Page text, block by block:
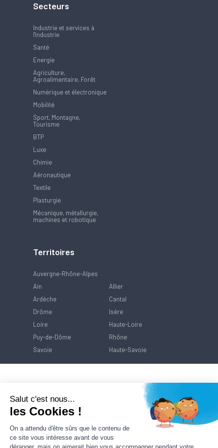
Secteurs
Industrie et services à
l'industrie
Santé
Energie
Agriculture,
Agroalimentaire, Forêt
Numérique et électronique
Mobilité
Sport, Montagne,
Tourisme
BTP
Luxe
Chimie
Aéronautique
Textile
Plasturgie
Mécanique, métallurgie,
machines et robotique
Territoires
Auvergne-Rhône-Alpes
Ain
Allier
Ardèche
Cantal
Drôme
Isère
Loire
Haute-Loire
Puy-de-Dôme
Rhône
Savoie
Haute-Savoie
Salut c'est nous...
les Cookies !
On a attendu d'être sûrs que le contenu de
ce site vous intéresse avant de vous